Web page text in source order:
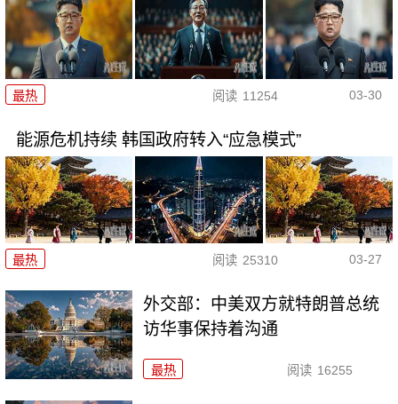
最热 阅读 11254 03-30
能源危机持续 韩国政府转入“应急模式”
最热 阅读 25310 03-27
外交部：中美双方就特朗普总统
访华事保持着沟通
最热 阅读 16255